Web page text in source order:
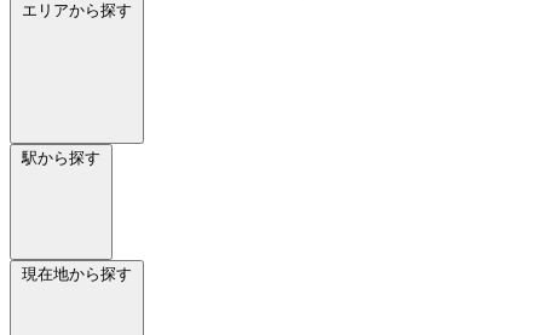
エリアから探す
駅から探す
現在地から探す